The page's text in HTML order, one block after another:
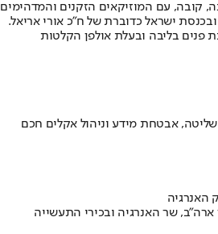
קובה, עם המוזיקאים הזקנים והמדהימים
ישראל כדוברת של ח"כ אורי אריאל.
פנים בליבה ובעלת אולפן הקלטות
אבטחת מידע וניהול אקלים חכם
האנרגיה
שר האנרגיה ובכירי התעשייה